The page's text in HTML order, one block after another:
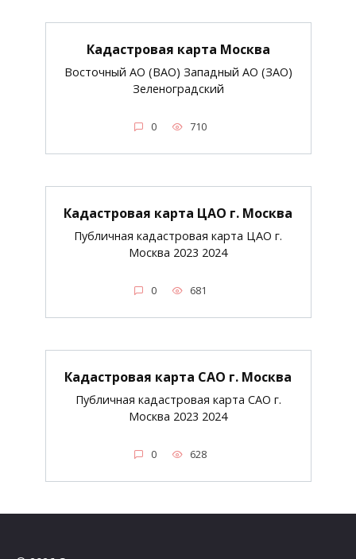
Кадастровая карта Москва
Восточный АО (ВАО) Западный АО (ЗАО)
Зеленоградский
0 710
Кадастровая карта ЦАО г. Москва
Публичная кадастровая карта ЦАО г.
Москва 2023 2024
0 681
Кадастровая карта САО г. Москва
Публичная кадастровая карта САО г.
Москва 2023 2024
0 628